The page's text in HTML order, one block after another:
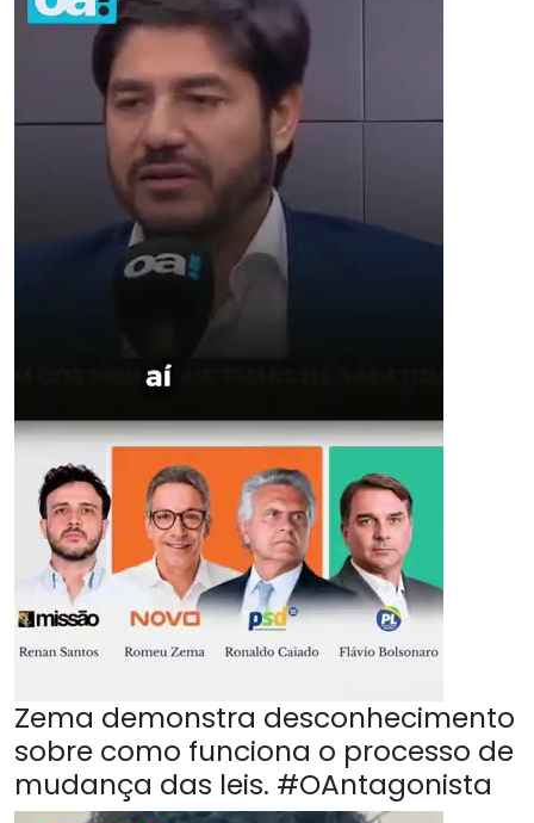
Zema demonstra desconhecimento
sobre como funciona o processo de
mudança das leis. #OAntagonista